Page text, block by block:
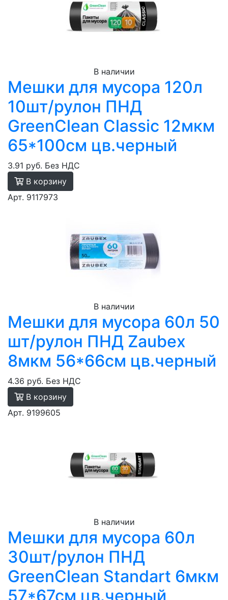
В наличии
Мешки для мусора 120л
10шт/рулон ПНД
GreenClean Classic 12мкм
65*100см цв.черный
3.91 руб. Без НДС
В корзину
Арт. 9117973
В наличии
Мешки для мусора 60л 50
шт/рулон ПНД Zaubex
8мкм 56*66см цв.черный
4.36 руб. Без НДС
В корзину
Арт. 9199605
В наличии
Мешки для мусора 60л
30шт/рулон ПНД
GreenClean Standart 6мкм
57*67см цв.черный